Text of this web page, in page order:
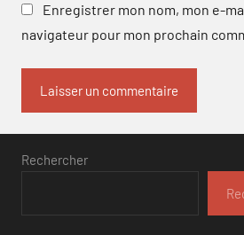
Enregistrer mon nom, mon e-
navigateur pour mon prochain
Rechercher